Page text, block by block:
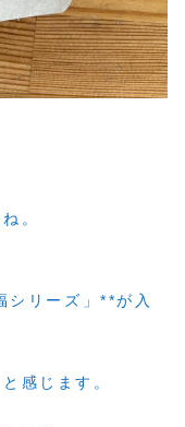
。
リーズ」**が入
感じます。